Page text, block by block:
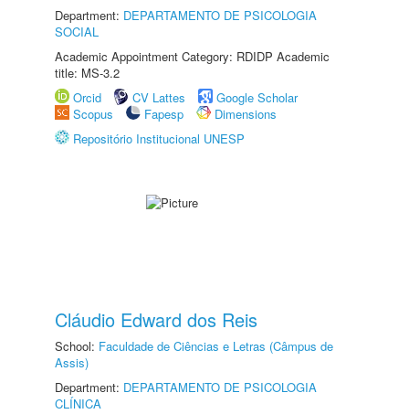
Department: DEPARTAMENTO DE PSICOLOGIA
SOCIAL
Academic Appointment Category: RDIDP Academic
title: MS-3.2
Orcid
CV Lattes
Google Scholar
Scopus
Fapesp
Dimensions
Repositório Institucional UNESP
Cláudio Edward dos Reis
School: Faculdade de Ciências e Letras (Câmpus de
Assis)
Department: DEPARTAMENTO DE PSICOLOGIA
CLÍNICA